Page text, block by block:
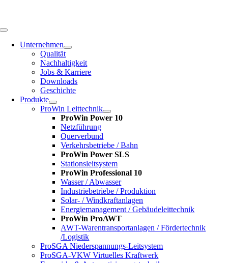
Toggle
NavigationUnternehmen
Qualität
Nachhaltigkeit
Jobs & Karriere
Downloads
Geschichte
Produkte
ProWin Leittechnik
ProWin Power 10
Netzführung
Querverbund
Verkehrsbetriebe / Bahn
ProWin Power SLS
Stationsleitsystem
ProWin Professional 10
Wasser / Abwasser
Industriebetriebe / Produktion
Solar- / Windkraftanlagen
Energiemanagement / Gebäudeleittechnik
ProWin ProAWT
AWT-Warentransportanlagen / Fördertechnik
/Logistik
ProSGA Niederspannungs-Leitsystem
ProSGA-VKW Virtuelles Kraftwerk